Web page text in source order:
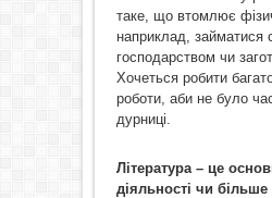
таке, що втомлює
наприклад, займатися
господарством чи
Хочеться робити
роботи, аби не було
дурниці.
Література – це
діяльності чи більше